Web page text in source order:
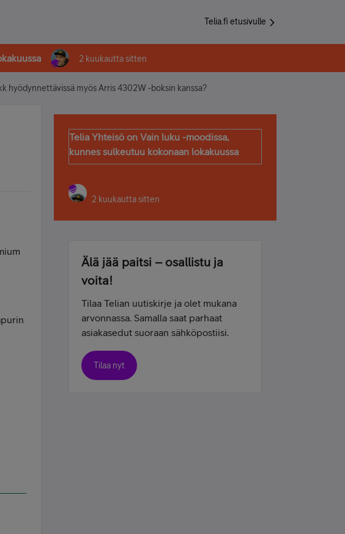
Telia.fi etusivulle
2 kuukautta sitten
hyödynnettävissä myös Arris 4302W -boksin kanssa?
Telia Yhteisö on Vain luku -moodissa,
kunnes sulkeutuu kokonaan lokakuussa
2 kuukautta sitten
Älä jää paitsi – osallistu ja
voita!
Tilaa Telian uutiskirje ja olet mukana
arvonnassa. Samalla saat parhaat
asiakasedut suoraan sähköpostiisi.
Tilaa nyt